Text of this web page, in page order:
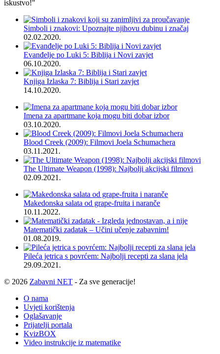
iskustvo!"
Simboli i znakovi: Upoznajte njihovu dubinu i značaj
02.02.2020.
Evanđelje po Luki 5: Biblija i Novi zavjet
06.10.2020.
Knjiga Izlaska 7: Biblija i Stari zavjet
14.10.2020.
Imena za apartmane koja mogu biti dobar izbor
03.10.2020.
Blood Creek (2009): Filmovi Joela Schumachera
03.11.2021.
The Ultimate Weapon (1998): Najbolji akcijski filmovi
02.09.2021.
Makedonska salata od grape-fruita i naranče
10.11.2022.
Matematički zadatak – Učini učenje zabavnim!
01.08.2019.
Pileća jetrica s povrćem: Najbolji recepti za slana jela
29.09.2021.
© 2026 Zabavni NET - Za sve generacije!
O nama
Uvjeti korištenja
Oglašavanje
Prijatelji portala
KvizBOX
Video instrukcije iz matematike